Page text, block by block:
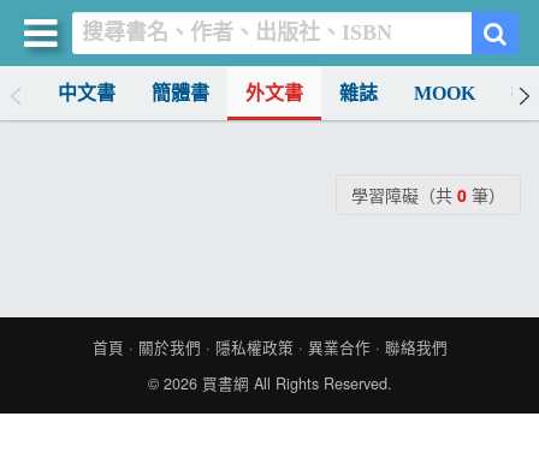
中文書 簡體書 外文書 雜誌 MOOK 找
學習障礙（共 0 筆）
首頁 · 關於我們 · 隱私權政策 · 異業合作 · 聯絡我們
© 2026 買書網 All Rights Reserved.
買書網
暢銷排行
簡體書